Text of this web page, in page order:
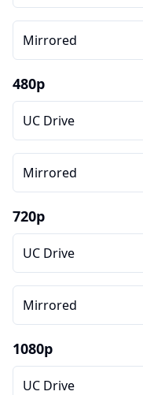
Mirrored
480p
UC Drive
Mirrored
720p
UC Drive
Mirrored
1080p
UC Drive